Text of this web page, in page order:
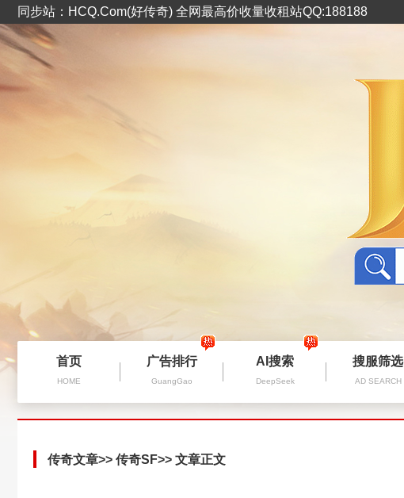
同步站：HCQ.Com(好传奇) 全网最高价收量收租站QQ:188188
首页
HOME
广告排行
GuangGao
AI搜索
DeepSeek
搜服筛选
AD SEARCH
传奇文章>> 传奇SF>> 文章正文